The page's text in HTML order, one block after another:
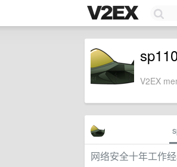
V2EX
网络安全十年工作